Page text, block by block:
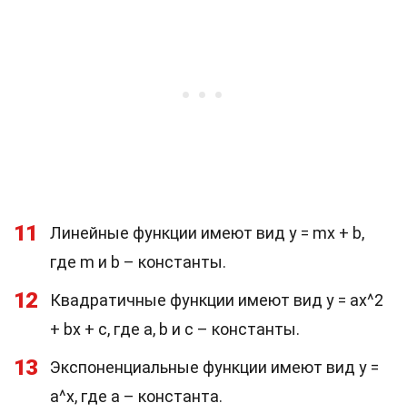
11
Линейные функции имеют вид y = mx + b,
где m и b – константы.
12
Квадратичные функции имеют вид y = ax^2
+ bx + c, где a, b и c – константы.
13
Экспоненциальные функции имеют вид y =
a^x, где a – константа.